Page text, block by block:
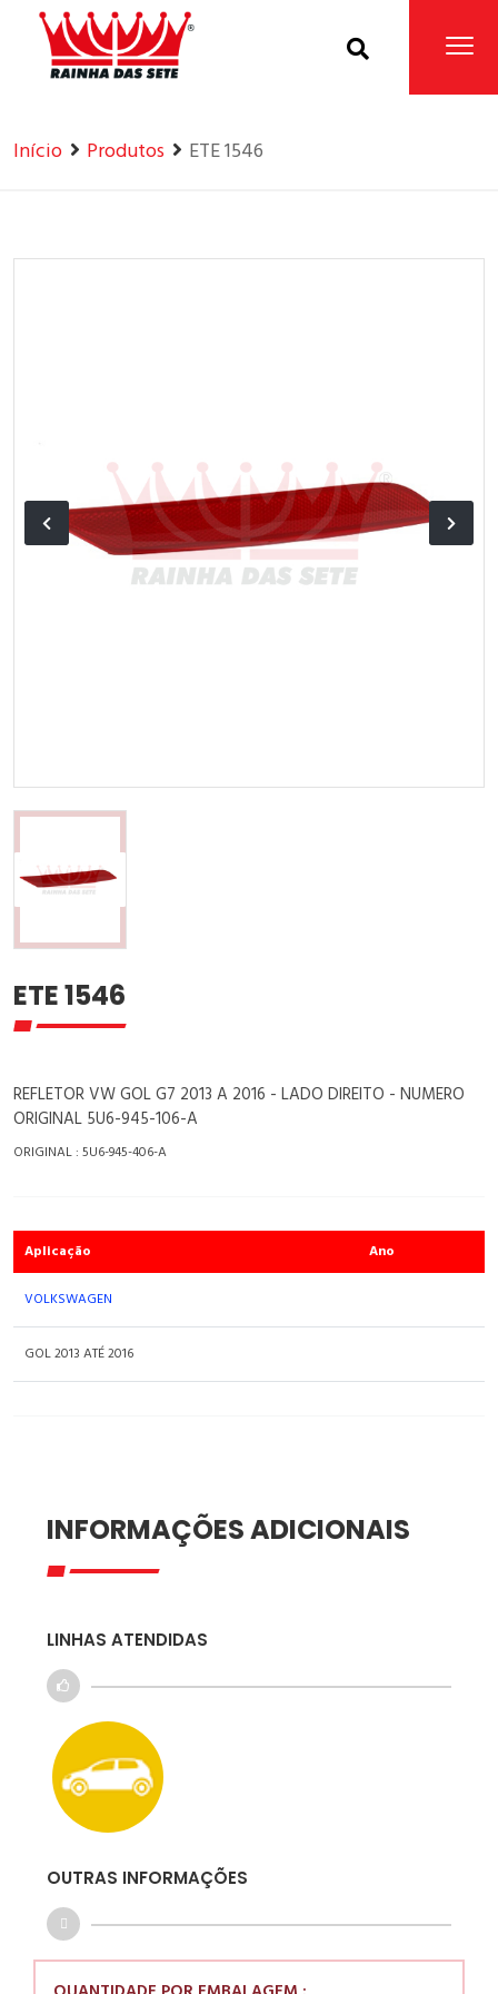
Home Produtos
Início Produtos ETE 1546
ETE 1546
REFLETOR VW GOL G7 2013 A 2016 - LADO DIREITO - NUMERO
ORIGINAL 5U6-945-106-A
ORIGINAL : 5U6-945-406-A
Aplicação Ano
VOLKSWAGEN
GOL 2013 ATÉ 2016
INFORMAÇÕES ADICIONAIS
LINHAS ATENDIDAS
OUTRAS INFORMAÇÕES